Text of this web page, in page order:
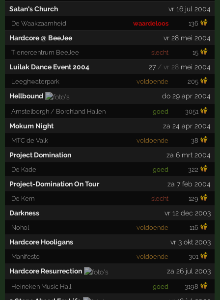
Satan's Church vr 16 jul 2004
De Waakzaamheid waardeloos 136
Hardcore @ BeeJee vr 28 mei 2004
Tienercentrum BeeJee slecht 15
Luilak Dance Event 2004 27 / vr 28 mei 2004
Leeghwaterpark voldoende 205
Hellbound do 29 apr 2004
Amstelborgh / Borchland Hallen goed 3051
Mokum Night za 24 apr 2004
MTC de Valk voldoende 38
Project Domination za 6 mrt 2004
De Kade goed 322
Project-Domination On Tour za 7 feb 2004
De Kern slecht 129
Darkness vr 12 dec 2003
Nohol voldoende 116
Hardcore Hooligans vr 3 okt 2003
Manifesto voldoende 301
Hardcore Resurrection za 26 jul 2003
Heineken Music Hall goed 3198